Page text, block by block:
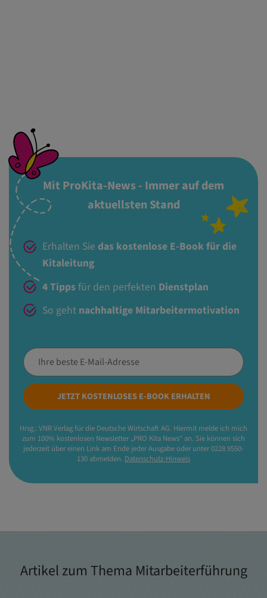
Mit ProKita-News - Immer auf dem
aktuellsten Stand
Erhalten Sie das kostenlose E-Book für die
Kitaleitung
4 Tipps für den perfekten Dienstplan
So geht nachhaltige Mitarbeitermotivation
JETZT KOSTENLOSES E-BOOK ERHALTEN
Hrsg.: VNR Verlag für die Deutsche Wirtschaft AG. Hiermit melde ich mich
zum 100% kostenlosen Newsletter „PRO Kita News“ an. Sie können sich
jederzeit über einen Link am Ende jeder Ausgabe oder unter 0228 9550-
130 abmelden. Datenschutz-Hinweis
Artikel zum Thema Mitarbeiterführung